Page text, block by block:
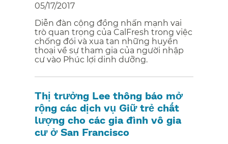
05/17/2017
Diễn đàn cộng đồng nhấn mạnh vai
trò quan trọng của CalFresh trong việc
chống đói và xua tan những huyền
thoại về sự tham gia của người nhập
cư vào Phúc lợi dinh dưỡng.​​
Thị trưởng Lee thông báo mở
rộng các dịch vụ Giữ trẻ chất
lượng cho các gia đình vô gia
cư ở San Francisco​​